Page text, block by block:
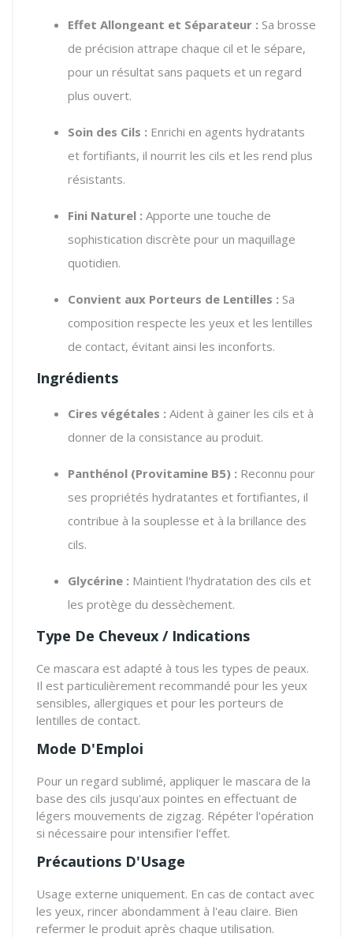
Effet Allongeant et Séparateur : Sa brosse
de précision attrape chaque cil et le sépare,
pour un résultat sans paquets et un regard
plus ouvert.
Soin des Cils : Enrichi en agents hydratants
et fortifiants, il nourrit les cils et les rend plus
résistants.
Fini Naturel : Apporte une touche de
sophistication discrète pour un maquillage
quotidien.
Convient aux Porteurs de Lentilles : Sa
composition respecte les yeux et les lentilles
de contact, évitant ainsi les inconforts.
Ingrédients
Cires végétales : Aident à gainer les cils et à
donner de la consistance au produit.
Panthénol (Provitamine B5) : Reconnu pour
ses propriétés hydratantes et fortifiantes, il
contribue à la souplesse et à la brillance des
cils.
Glycérine : Maintient l'hydratation des cils et
les protège du dessèchement.
Type De Cheveux / Indications
Ce mascara est adapté à tous les types de peaux.
Il est particulièrement recommandé pour les yeux
sensibles, allergiques et pour les porteurs de
lentilles de contact.
Mode D'Emploi
Pour un regard sublimé, appliquer le mascara de la
base des cils jusqu'aux pointes en effectuant de
légers mouvements de zigzag. Répéter l'opération
si nécessaire pour intensifier l'effet.
Précautions D'Usage
Usage externe uniquement. En cas de contact avec
les yeux, rincer abondamment à l'eau claire. Bien
refermer le produit après chaque utilisation.